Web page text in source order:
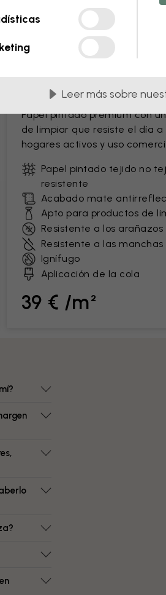
PVC Suministrados en paneles
MÁS POPULARES
Premium Matte
Papel pintado premium con
de limpiar que resiste el día
hogares activos y uso
Papel pintado tejido no
resistente
Acabado mate
Apto para productos de
Resistente a los arañazos
Resistente a las manchas
Ignífugo
Aplicación de la cola
39 € /m²
Leer más sobre